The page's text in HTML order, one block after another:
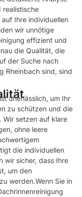
realistische
Ihre individuellen
wir unnötige
effizient und
die Qualität, die
der Suche nach
Rheinbach sind, sind
unerlässlich, um Ihr
zu schützen und die
Wir setzen auf klare
ohne leere
die individuellen
wir sicher, dass Ihre
um den
werden.Wenn Sie in